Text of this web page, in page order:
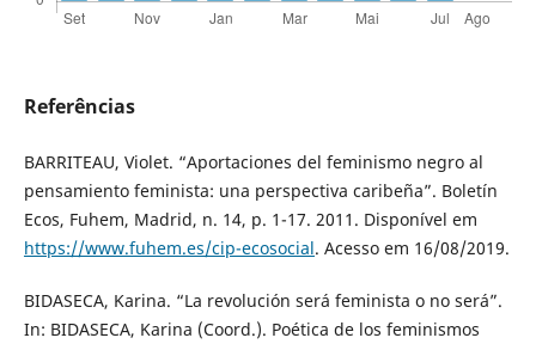
Referências
BARRITEAU, Violet. “Aportaciones del feminismo negro al
pensamiento feminista: una perspectiva caribeña”. Boletín
Ecos, Fuhem, Madrid, n. 14, p. 1-17. 2011. Disponível em
https://www.fuhem.es/cip-ecosocial. Acesso em 16/08/2019.
BIDASECA, Karina. “La revolución será feminista o no será”.
In: BIDASECA, Karina (Coord.). Poética de los feminismos